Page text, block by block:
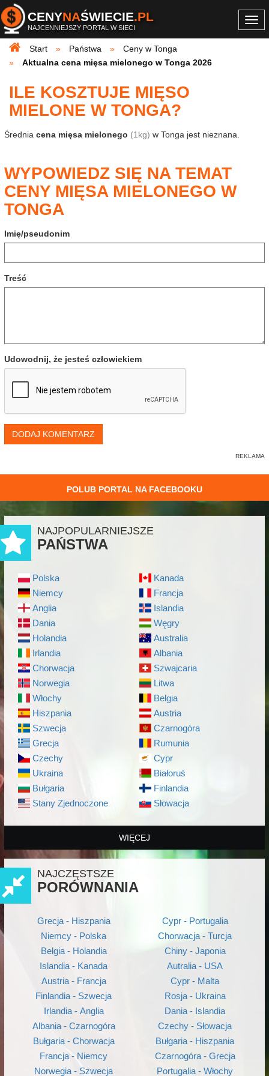
CENYNAŚWIECIE.PL
NAJCENNIEJSZY PORTAL W SIECI
Start
Państwa
Ceny w Tonga
Aktualna cena mięsa mielonego w Tonga 2026
ILE KOSZTUJE MIĘSO
MIELONE W TONGA?
Średnia cena mięsa mielonego (1kg) w Tonga jest nieznana.
WYPOWIEDZ SIĘ NA TEMAT
CENY MIĘSA MIELONEGO W
TONGA
Imię/pseudonim
Treść
Udowodnij, że jesteś człowiekiem
DODAJ KOMENTARZ
POLUB PORTAL NA FACEBOOKU
NAJPOPULARNIEJSZE
PAŃSTWA
Polska
Niemcy
Anglia
Dania
Holandia
Irlandia
Chorwacja
Norwegia
Włochy
Hiszpania
Szwecja
Grecja
Czechy
Ukraina
Bułgaria
Stany Zjednoczone
Kanada
Francja
Islandia
Węgry
Australia
Albania
Szwajcaria
Litwa
Belgia
Austria
Czarnogóra
Rumunia
Cypr
Białoruś
Finlandia
Słowacja
WIĘCEJ
NAJCZĘSTSZE
PORÓWNANIA
Grecja - Hiszpania
Niemcy - Polska
Belgia - Holandia
Islandia - Kanada
Austria - Francja
Finlandia - Szwecja
Irlandia - Anglia
Albania - Czarnogóra
Bułgaria - Chorwacja
Francja - Niemcy
Norwegia - Szwecja
Cypr - Portugalia
Chorwacja - Turcja
Chiny - Japonia
Autralia - USA
Cypr - Malta
Rosja - Ukraina
Dania - Islandia
Czechy - Słowacja
Bułgaria - Hiszpania
Czarnogóra - Grecja
Portugalia - Włochy